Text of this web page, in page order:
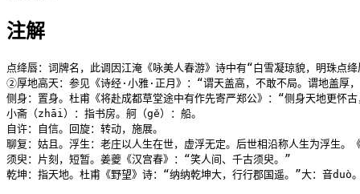
注解
点绛唇：词牌名，此调因江淹《咏美人春游》诗中有“白雪凝琼貌，明珠点
②厚地高天：参见《诗经·小雅·正月》：“谓天盖高，不敢不局。谓地盖厚
侧身：置身。杜甫《将赴成都草堂途中有作先寄严郑公》：“侧身天地更怀
小斋（zhāi）：指书房。舸（gě）：船。
自许：自信。回旋：转动，施展。
聊复：姑且。浮生：老庄以人生在世，虚浮无定。后世相沿称人生为浮生。
须臾：片刻，短暂。姜夔《汉宫春》：“笑人间、千古须臾。”
乾坤：指天地。杜甫《野望》诗：“纳纳乾坤大，行行郡国遥。”大：音duò